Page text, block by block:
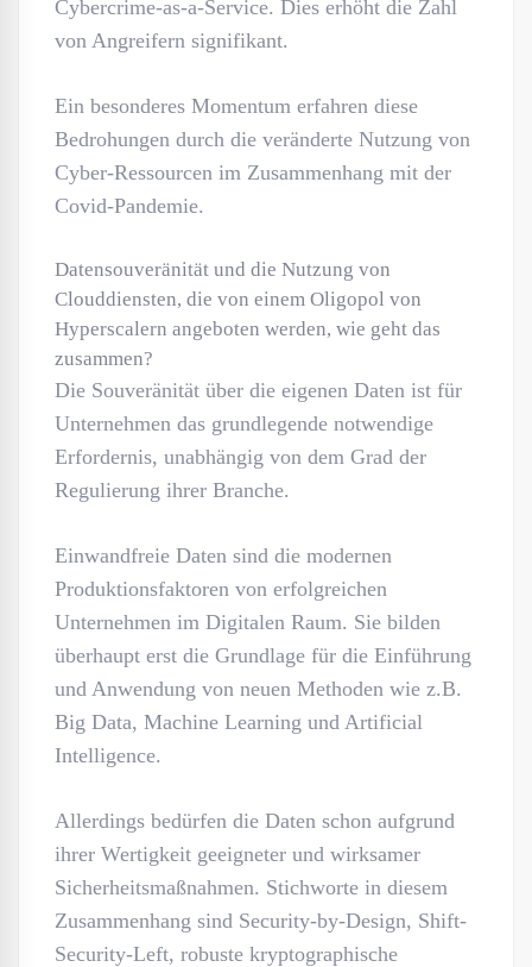
Cybercrime-as-a-Service. Dies erhöht die Zahl
von Angreifern signifikant.
Ein besonderes Momentum erfahren diese
Bedrohungen durch die veränderte Nutzung von
Cyber-Ressourcen im Zusammenhang mit der
Covid-Pandemie.
Datensouveränität und die Nutzung von
Clouddiensten, die von einem Oligopol von
Hyperscalern angeboten werden, wie geht das
zusammen?
Die Souveränität über die eigenen Daten ist für
Unternehmen das grundlegende notwendige
Erfordernis, unabhängig von dem Grad der
Regulierung ihrer Branche.
Einwandfreie Daten sind die modernen
Produktionsfaktoren von erfolgreichen
Unternehmen im Digitalen Raum. Sie bilden
überhaupt erst die Grundlage für die Einführung
und Anwendung von neuen Methoden wie z.B.
Big Data, Machine Learning und Artificial
Intelligence.
Allerdings bedürfen die Daten schon aufgrund
ihrer Wertigkeit geeigneter und wirksamer
Sicherheitsmaßnahmen. Stichworte in diesem
Zusammenhang sind Security-by-Design, Shift-
Security-Left, robuste kryptographische